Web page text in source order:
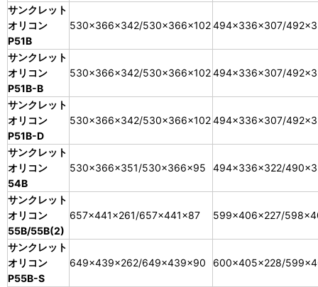
サンクレット
オリコン
P51B
530×366×342/530×366×102494×336×307/
サンクレット
オリコン
P51B-B
530×366×342/530×366×102494×336×307/
サンクレット
オリコン
P51B-D
530×366×342/530×366×102494×336×307/
サンクレット
オリコン
54B
530×366×351/530×366×95 494×336×322/
サンクレット
オリコン
55B/55B(2)
657×441×261/657×441×87 599×406×227/
サンクレット
オリコン
P55B-S
649×439×262/649×439×90 600×405×228/